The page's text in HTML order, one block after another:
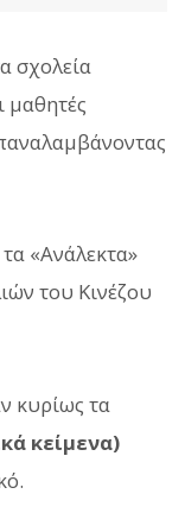
σχολεία
μαθητές
«Ανάλεκτα»
του Κινέζου
κυρίως τα
κείμενα)